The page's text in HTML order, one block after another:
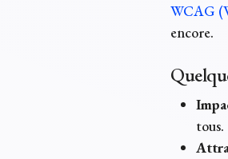
WCAG
encore.
tous.